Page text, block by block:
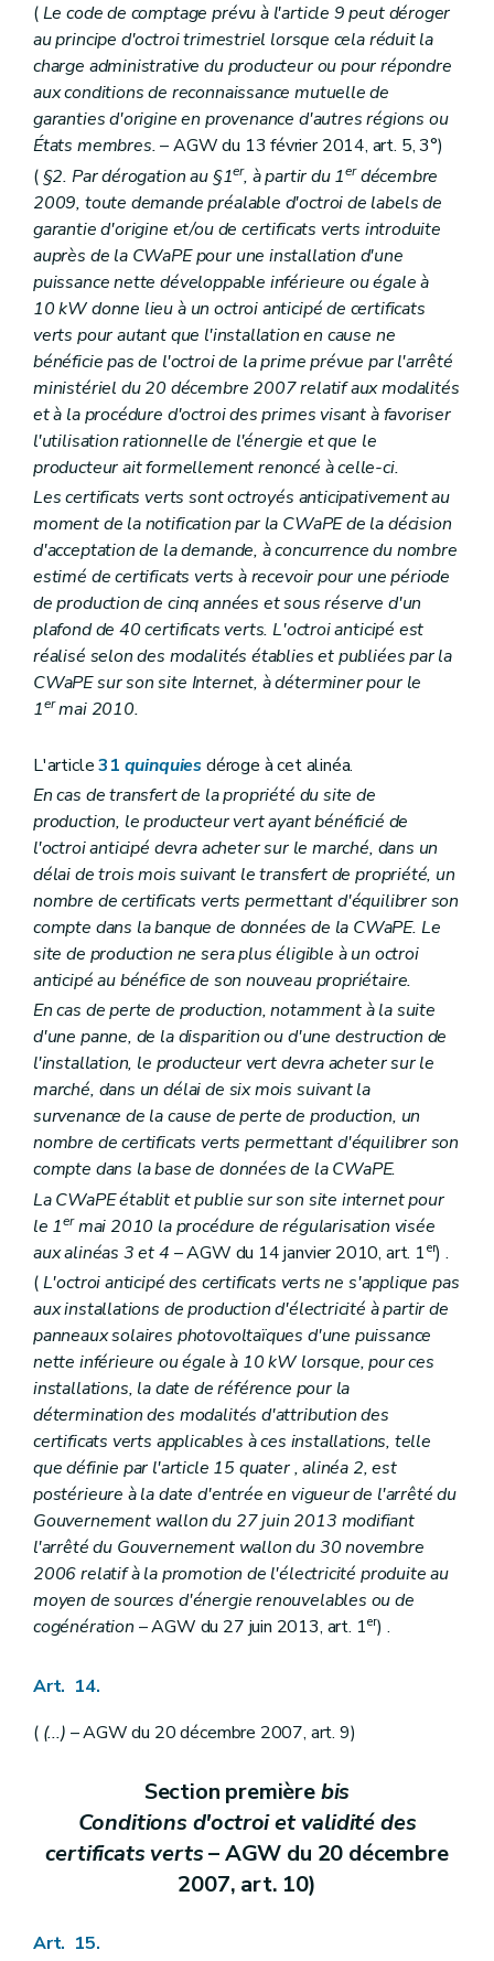
(Le code de comptage prévu à l'article 9 peut déroger
au principe d'octroi trimestriel lorsque cela réduit la
charge administrative du producteur ou pour répondre
aux conditions de reconnaissance mutuelle de
garanties d'origine en provenance d'autres régions ou
États membres.– AGW du 13 février 2014, art. 5, 3°)
( §2. Par dérogation au §1er, à partir du 1erdécembre
2009, toute demande préalable d'octroi de labels de
garantie d'origine et/ou de certificats verts introduite
auprès de la CWaPE pour une installation d'une
puissance nette développable inférieure ou égale à
10 kW donne lieu à un octroi anticipé de certificats
verts pour autant que l'installation en cause ne
bénéficie pas de l'octroi de la prime prévue par l'arrêté
ministériel du 20 décembre 2007 relatif aux modalités
et à la procédure d'octroi des primes visant à favoriser
l'utilisation rationnelle de l'énergie et que le
producteur ait formellement renoncé à celle-ci.
Les certificats verts sont octroyés anticipativement au
moment de la notification par la CWaPE de la décision
d'acceptation de la demande, à concurrence du nombre
estimé de certificats verts à recevoir pour une période
de production de cinq années et sous réserve d'un
plafond de 40 certificats verts. L'octroi anticipé est
réalisé selon des modalités établies et publiées par la
CWaPE sur son site Internet, à déterminer pour le
1ermai 2010.
L'article31 quinquiesdéroge à cet alinéa.
En cas de transfert de la propriété du site de
production, le producteur vert ayant bénéficié de
l'octroi anticipé devra acheter sur le marché, dans un
délai de trois mois suivant le transfert de propriété, un
nombre de certificats verts permettant d'équilibrer son
compte dans la banque de données de la CWaPE. Le
site de production ne sera plus éligible à un octroi
anticipé au bénéfice de son nouveau propriétaire.
En cas de perte de production, notamment à la suite
d'une panne, de la disparition ou d'une destruction de
l'installation, le producteur vert devra acheter sur le
marché, dans un délai de six mois suivant la
survenance de la cause de perte de production, un
nombre de certificats verts permettant d'équilibrer son
compte dans la base de données de la CWaPE.
La CWaPE établit et publie sur son site internet pour
le 1ermai 2010 la procédure de régularisation visée
aux alinéas 3 et 4 – AGW du 14 janvier 2010, art. 1er) .
(L'octroi anticipé des certificats verts ne s'applique pas
aux installations de production d'électricité à partir de
panneaux solaires photovoltaïques d'une puissance
nette inférieure ou égale à 10 kW lorsque, pour ces
installations, la date de référence pour la
détermination des modalités d'attribution des
certificats verts applicables à ces installations, telle
que définie par l'article 15quater, alinéa 2, est
postérieure à la date d'entrée en vigueur de l'arrêté du
Gouvernement wallon du 27 juin 2013 modifiant
l'arrêté du Gouvernement wallon du 30 novembre
2006 relatif à la promotion de l'électricité produite au
moyen de sources d'énergie renouvelables ou de
cogénération – AGW du 27 juin 2013, art. 1er) .
Art. 14.
( (...) – AGW du 20 décembre 2007, art. 9)
Section premièrebis
Conditions d'octroi et validité des
certificats verts– AGW du 20 décembre
2007, art. 10)
Art. 15.